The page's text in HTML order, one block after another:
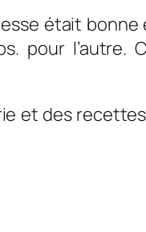
était
pour l’autre.
et des recettes